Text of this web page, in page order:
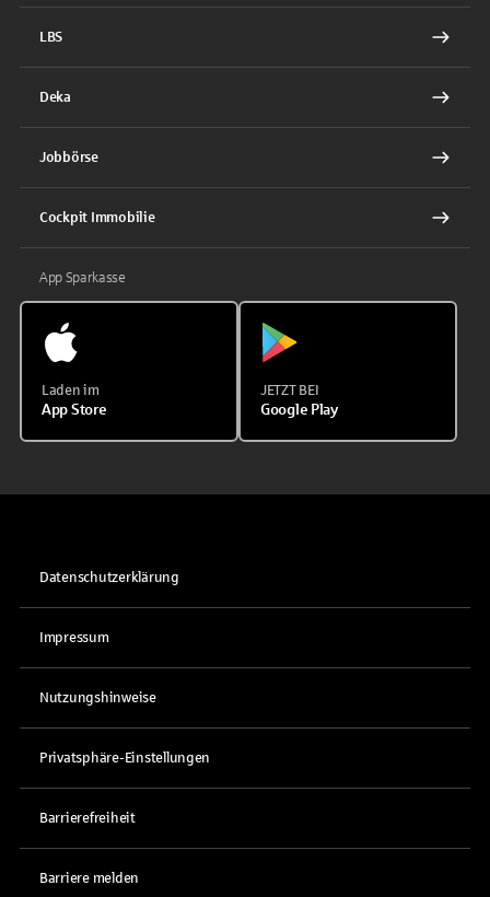
LBS
Deka
Jobbörse
Cockpit Immobilie
App Sparkasse
Laden im
App Store
JETZT BEI
Google Play
Datenschutzerklärung
Impressum
Nutzungshinweise
Privatsphäre-Einstellungen
Barrierefreiheit
Barriere melden